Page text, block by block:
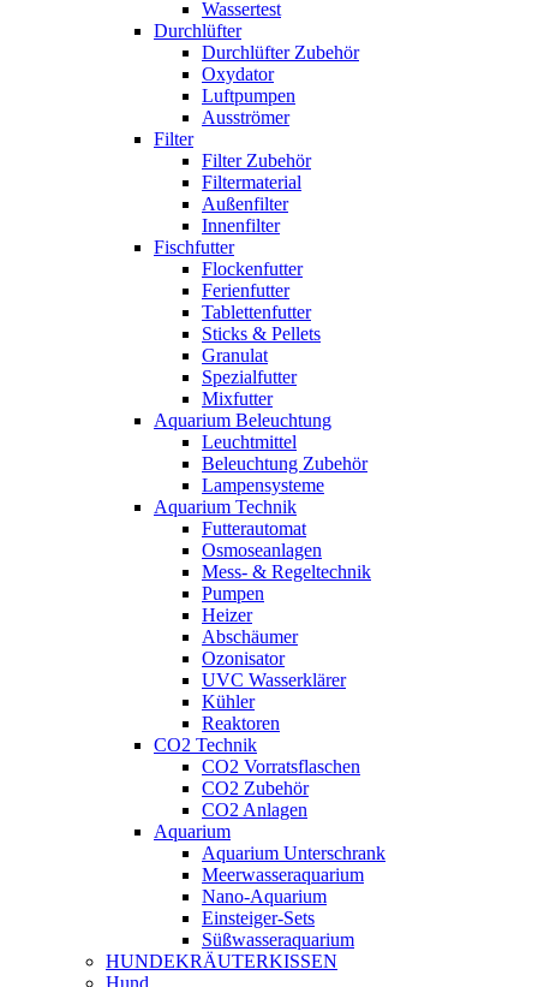
Wassertest
Durchlüfter
Durchlüfter Zubehör
Oxydator
Luftpumpen
Ausströmer
Filter
Filter Zubehör
Filtermaterial
Außenfilter
Innenfilter
Fischfutter
Flockenfutter
Ferienfutter
Tablettenfutter
Sticks & Pellets
Granulat
Spezialfutter
Mixfutter
Aquarium Beleuchtung
Leuchtmittel
Beleuchtung Zubehör
Lampensysteme
Aquarium Technik
Futterautomat
Osmoseanlagen
Mess- & Regeltechnik
Pumpen
Heizer
Abschäumer
Ozonisator
UVC Wasserklärer
Kühler
Reaktoren
CO2 Technik
CO2 Vorratsflaschen
CO2 Zubehör
CO2 Anlagen
Aquarium
Aquarium Unterschrank
Meerwasseraquarium
Nano-Aquarium
Einsteiger-Sets
Süßwasseraquarium
HUNDEKRÄUTERKISSEN
Hund